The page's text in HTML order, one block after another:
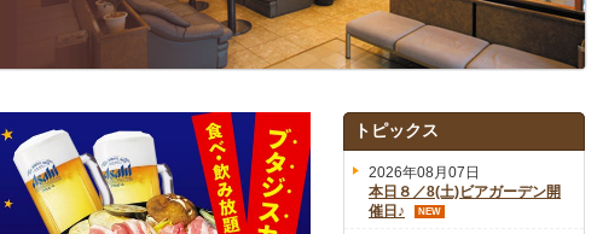
トピックス
2026年08月07日
本日８／8(土)ビアガーデン開
催日♪
NEW